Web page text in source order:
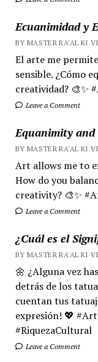
Ecuanimidad y
BY MASTER RA'AL KI
El arte me
sensible. ¿Cómo
creatividad? 🎨✨
Leave a Comment
Equanimity and
BY MASTER RA'AL KI
Art allows me to
How do you
creativity? 🎨✨
Leave a Comment
¿Cuál es el
BY MASTER RA'AL KI
🌼 ¿Alguna vez
detrás de los
cuentan tus
expresión! 💖
#RiquezaCultural
Leave a Comment